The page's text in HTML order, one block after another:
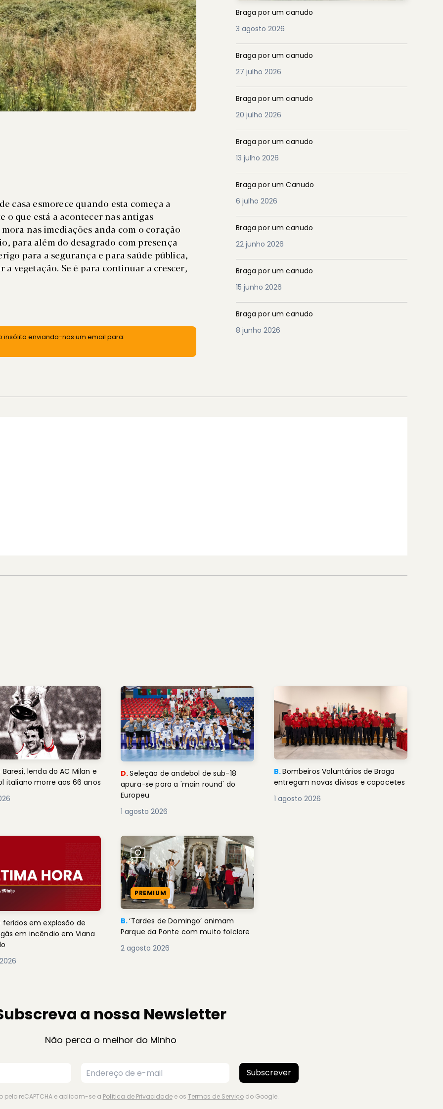
casa esmorece quando esta começa a
o que está a acontecer nas antigas
nas imediações anda com o coração
para além do desagrado com presença
para a segurança e para saúde pública,
vegetação. Se é para continuar a crescer,
enviando-nos um email para:
Braga por um canudo
3 agosto 2026
Braga por um canudo
27 julho 2026
Braga por um canudo
20 julho 2026
Braga por um canudo
13 julho 2026
Braga por um Canudo
6 julho 2026
Braga por um canudo
22 junho 2026
Braga por um canudo
15 junho 2026
Braga por um canudo
8 junho 2026
Baresi, lenda do AC Milan e
italiano morre aos 66 anos
D.Seleção de andebol de sub-18
apura-se para a 'main round' do
Europeu
1 agosto 2026
B.Bombeiros Voluntários de Braga
entregam novas divisas e capacetes
1 agosto 2026
feridos em explosão de
em incêndio em Viana
PREMIUM
B.‘Tardes de Domingo’ animam
Parque da Ponte com muito folclore
2 agosto 2026
a nossa Newsletter
Não perca o melhor do Minho
Subscrever
pelo reCAPTCHA e aplicam-se a Política de Privacidadee os Termos de Serviçodo Google.